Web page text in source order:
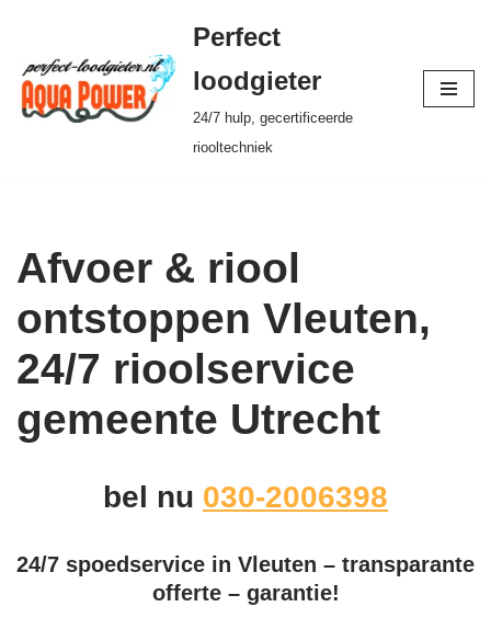
Ga
naar
de
Perfect
loodgieter
24/7 hulp, gecertificeerde
riooltechniek
Afvoer & riool
ontstoppen Vleuten,
24/7 rioolservice
gemeente Utrecht
bel nu 030-2006398
24/7 spoedservice in Vleuten – transparante
offerte – garantie!